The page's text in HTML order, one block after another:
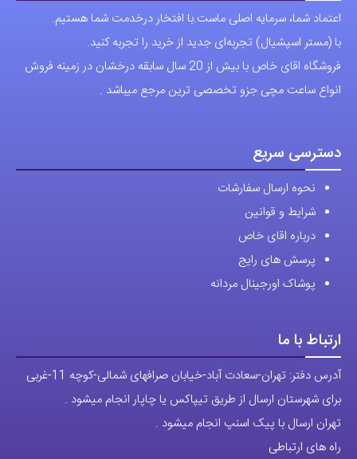
ها
ممکن
است
در
انتخاب
ها
است
انتخاب
اعتماد شما، سرمایه اصلی ماست.با افتخار درخدمت شما هستیم.
با (مستر اسپشیال) تجربه‌ای جدید از خرید را تجربه کنید.
فروشگاه اقای خاص با بیش از 20 سال سابقه درخشان در زمینه فروش
انواع ساعت مچی جزو تخصصی ترین مرجع میباشد .
دسترسی سریع
نحوه ارسال سفارشات
شرایط و قوانین
درباره اقای خاص
پرسش های رایج
پوشاک اورجینال مردانه
ارتباط با ما
آدرس دفتر: تهران-سعادت آباد-خیابان صرافهای شمالی-کوچه 11-غربی
برای شهرستان ارسال از طریق تیپاکس یا چاپار انجام میشود .
تهران ارسال با پیک اسنپ انجام میشود .
راه های ارتباطی